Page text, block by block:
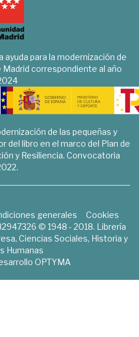
ayuda para la modernización de
Madrid correspondiente al año
de las pequeñas y
del libro en el marco del Plan de
y Resiliencia. Convocatoria
generales
Cookies
© 1948 - 2018. Librería
Ciencias Sociales, Historia y
Humanas
OPTYMA